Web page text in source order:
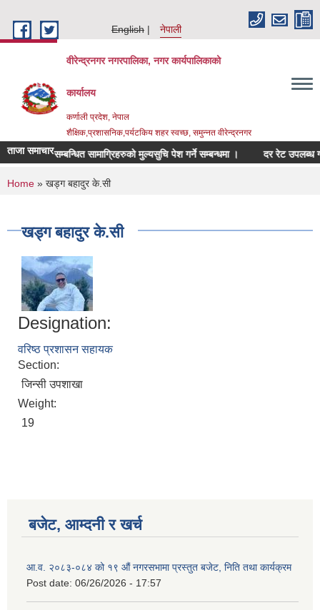
English
नेपाली
वीरेन्द्रनगर नगरपालिका, नगर कार्यपालिकाको
कार्यालय
कर्णाली प्रदेश, नेपाल
शैक्षिक,प्रशासनिक,पर्यटकिय शहर स्वच्छ, समुन्नत वीरेन्द्रनगर
ताजा समाचार
फर्निचर सम्बन्धित सामाग्रिहरुको मुल्यसुचि पेश गर्ने सम्बन्धमा । दर रेट उपलब्ध
You are here
Home » खड्ग बहादुर के.सी
खड्ग बहादुर के.सी
Designation:
वरिष्ठ प्रशासन सहायक
Section:
जिन्सी उपशाखा
Weight:
19
बजेट, आम्दनी र खर्च
आ.व. २०८३-०८४ को १९ औं नगरसभामा प्रस्तुत बजेट, निति तथा कार्यक्रम
Post date: 06/26/2026 - 17:57